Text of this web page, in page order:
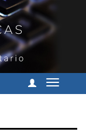
Cambiar